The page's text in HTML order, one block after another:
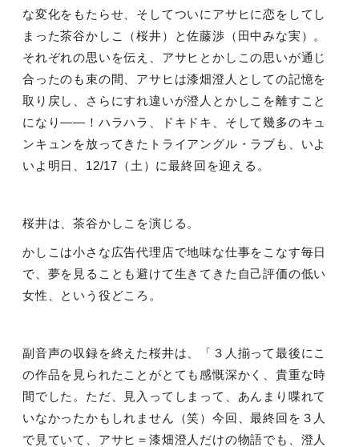
な変化をもたらせ、そしてついにアサヒに恋をしてし
まった茶谷かしこ（桜井）と佐藤渉（田中みな実）。
それぞれの思いを伝え、アサヒとかしこの思いが通じ
合ったのも束の間、アサヒは漆畑澄人としての記憶を
取り戻し、さらにすれ違いが澄人とかしこを離すこと
になり―― ！ハラハラ、ドキドキ、そして幾多のキュ
ンキュンを放ってきたトライアングル・ラブも、いよ
いよ明日、 12/17 （土）に最終回を迎える。
桜井は、茶谷かしこを演じる。
かしこは小さな広告代理店で地味な仕事をこなす毎日
で、夢を見ることも避けて生きてきた自己評価の低い
女性、という役どころ。
副音声の収録を終えた桜井は、「３人揃って最後にこ
の作品を見られたことがとても感慨深かく、貴重な時
間でした。ただ、見入ってしまって、あんまり喋れて
いなかったかもしれません（笑）今回、最終回を３人
で見ていて、アサヒ＝漆畑澄人だけの物語でも、澄人